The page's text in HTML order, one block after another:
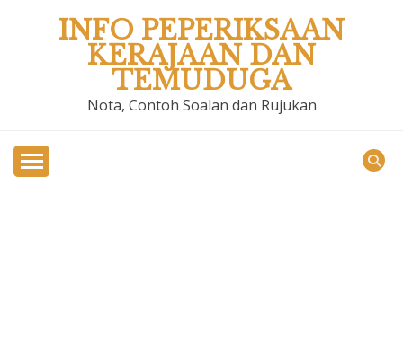
INFO PEPERIKSAAN
KERAJAAN DAN
TEMUDUGA
Nota, Contoh Soalan dan Rujukan